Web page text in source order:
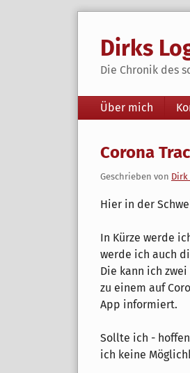
Dirks
Die Chronik des
Navigation
Über mich
Corona
Geschrieben von Dirk
Hier in der
In Kürze werde
werde ich auch
Die kann ich
zu einem auf
App informiert.
Sollte ich -
ich keine